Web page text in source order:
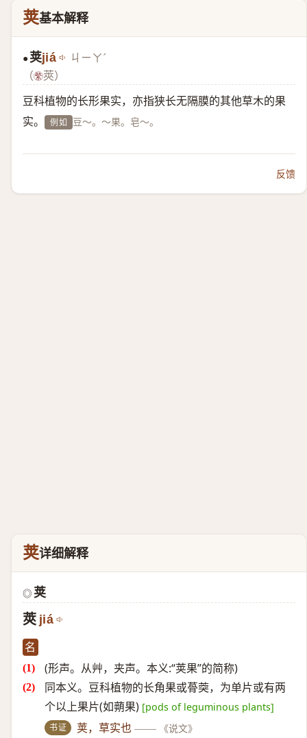
荚基本解释
● 荚jiá ㄐㄧㄚˊ
（
莢）
豆科植物的长形果实，亦指狭长无隔膜的其他草木的果
实。
例如 豆～。～果。皂～。
反馈
荚详细解释
◎ 荚
莢 jiá
名
(形声。从艸，夹声。本义:“荚果”的简称)
同本义。豆科植物的长角果或蓇葖，为单片或有两
个以上果片(如蒴果) [pods of leguminous plants]
书证 荚，草实也 —— 《说文》